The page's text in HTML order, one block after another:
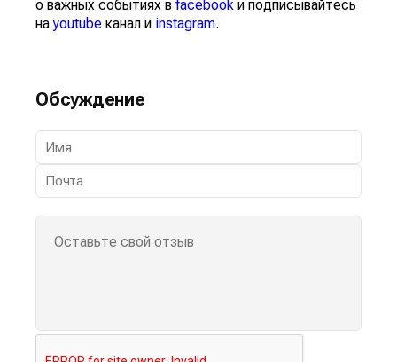
о важных событиях в facebook и подписывайтесь
наyoutube канал и instagram.
Обсуждение